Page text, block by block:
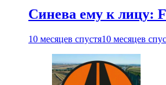
Синева ему к лицу:
10 месяцев спустя10 месяцев